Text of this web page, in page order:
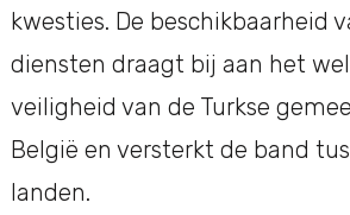
kwesties. De beschikbaarheid
diensten draagt bij aan het
veiligheid van de Turkse
België en versterkt de band
landen.